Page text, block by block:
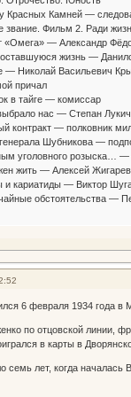
Камней —
Фильм 2. Ради
— Александр
жизнь —
Николай Васильевич
причал
тайге — комиссар
нас — Степан Лукич
— полковник
Шубникова —
розыска… —
жить — Алексей Жигарев
кариатиды — Виктор
обстоятельства —
6 февраля 1934 года в
по отцовской линии,
в карты в
лет, когда началась